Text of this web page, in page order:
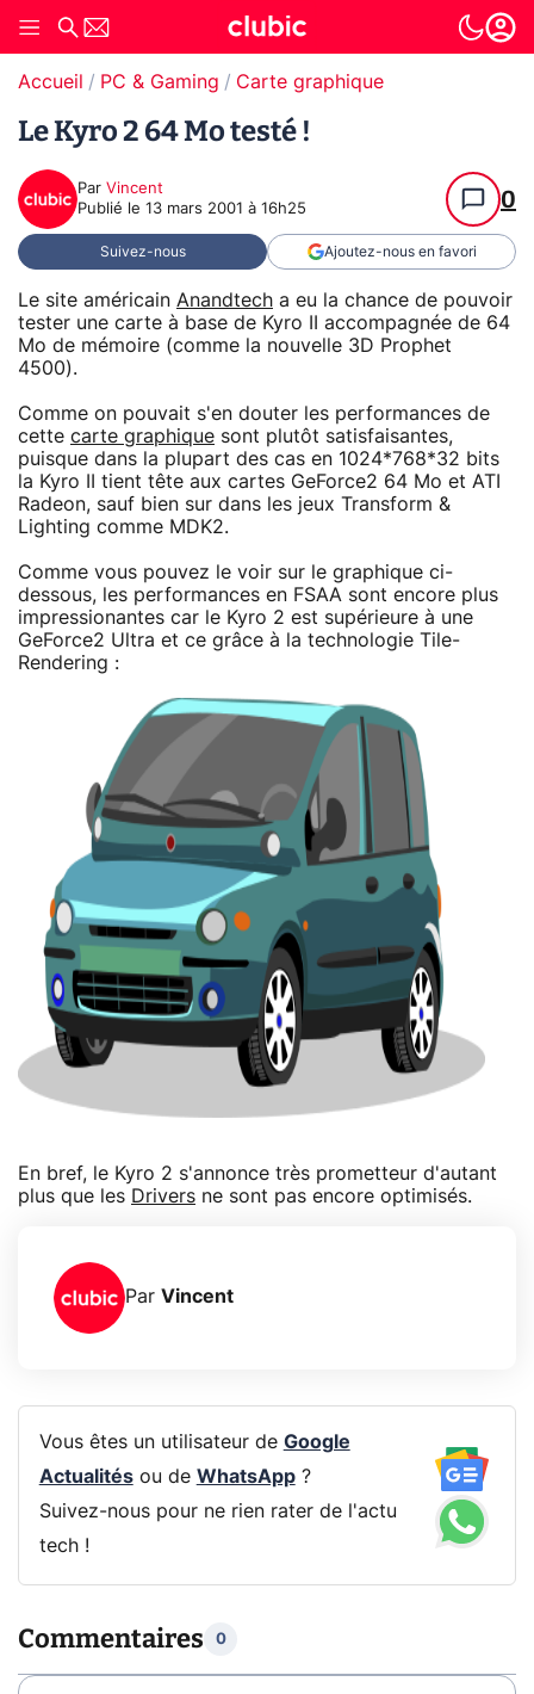
Accueil PC & Gaming Carte graphique
Le Kyro 2 64 Mo testé !
Par Vincent
Publié le 13 mars 2001 à 16h25 0
Suivez-nous Ajoutez-nous en favori
Le site américain Anandtech a eu la chance de pouvoir
tester une carte à base de Kyro II accompagnée de 64
Mo de mémoire (comme la nouvelle 3D Prophet
4500).
Comme on pouvait s'en douter les performances de
cette carte graphique sont plutôt satisfaisantes,
puisque dans la plupart des cas en 1024*768*32 bits
la Kyro II tient tête aux cartes GeForce2 64 Mo et ATI
Radeon, sauf bien sur dans les jeux Transform &
Lighting comme MDK2.
Comme vous pouvez le voir sur le graphique ci-
dessous, les performances en FSAA sont encore plus
impressionantes car le Kyro 2 est supérieure à une
GeForce2 Ultra et ce grâce à la technologie Tile-
Rendering :
En bref, le Kyro 2 s'annonce très prometteur d'autant
plus que les Drivers ne sont pas encore optimisés.
Par Vincent
Vous êtes un utilisateur de Google
Actualitésou de WhatsApp?
Suivez-nous pour ne rien rater de l'actu
tech !
Commentaires 0